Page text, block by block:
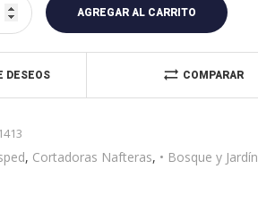
AGREGAR AL CARRITO
DESEOS COMPARAR
l
e
i
, Cortadoras Nafteras, • Bosque y Jardín